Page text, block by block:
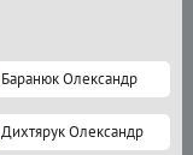
Баранюк Олександр
Дихтярук Олександр